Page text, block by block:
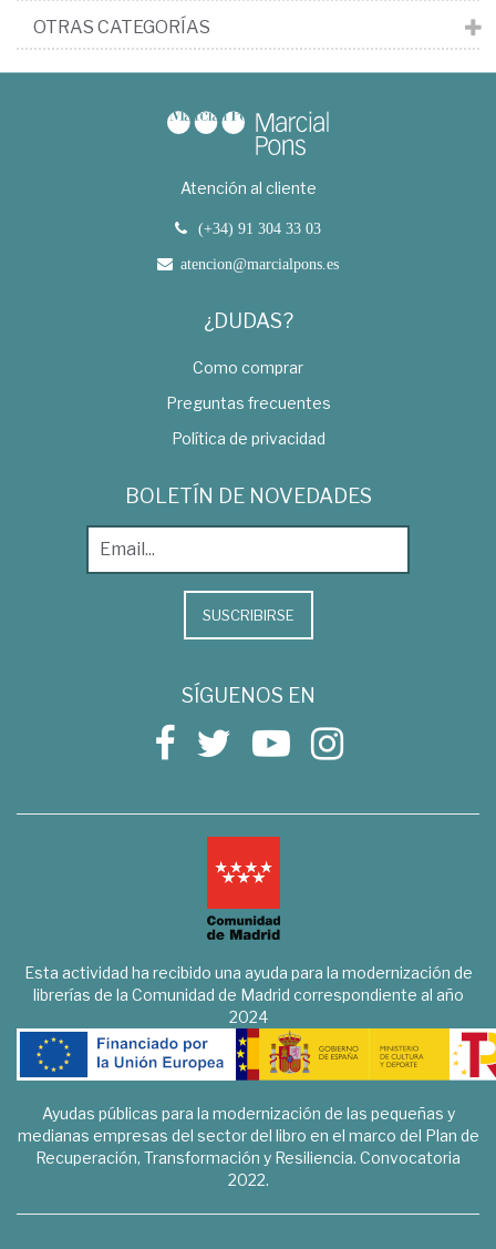
OTRAS CATEGORÍAS
Atención al cliente
(+34) 91 304 33 03
atencion@marcialpons.es
¿DUDAS?
Como comprar
Preguntas frecuentes
Política de privacidad
BOLETÍN DE NOVEDADES
SUSCRIBIRSE
SÍGUENOS EN
Esta actividad ha recibido una ayuda para la modernización de
librerías de la Comunidad de Madrid correspondiente al año
2024
Ayudas públicas para la modernización de las pequeñas y
medianas empresas del sector del libro en el marco del Plan de
Recuperación, Transformación y Resiliencia. Convocatoria
2022.